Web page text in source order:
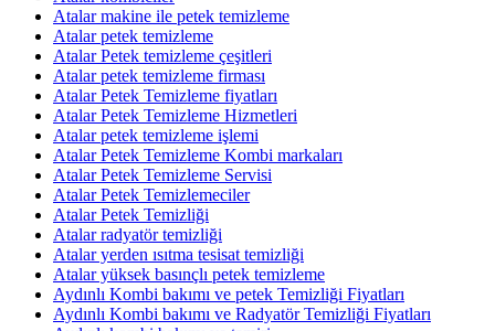
Atalar makine ile petek temizleme
Atalar petek temizleme
Atalar Petek temizleme çeşitleri
Atalar petek temizleme firması
Atalar Petek Temizleme fiyatları
Atalar Petek Temizleme Hizmetleri
Atalar petek temizleme işlemi
Atalar Petek Temizleme Kombi markaları
Atalar Petek Temizleme Servisi
Atalar Petek Temizlemeciler
Atalar Petek Temizliği
Atalar radyatör temizliği
Atalar yerden ısıtma tesisat temizliği
Atalar yüksek basınçlı petek temizleme
Aydınlı Kombi bakımı ve petek Temizliği Fiyatları
Aydınlı Kombi bakımı ve Radyatör Temizliği Fiyatları